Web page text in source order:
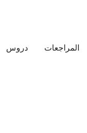
المراجعات دروس